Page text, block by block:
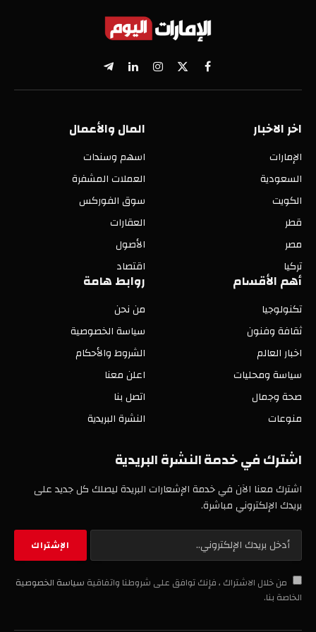
فيسبوك
X
(Twitter)
الانستغراملينكدإنتيلقرام
اخر الاخبار
الإمارات
السعودية
الكويت
قطر
مصر
تركيا
المال والأعمال
اسهم وسندات
العملات المشفرة
سوق الفوركس
العقارات
الأصول
اقتصاد
أهم الأقسام
تكنولوجيا
ثقافة وفنون
اخبار العالم
سياسة ومحليات
صحة وجمال
منوعات
روابط هامة
من نحن
سياسة الخصوصية
الشروط والأحكام
اعلن معنا
اتصل بنا
النشرة البريدية
اشترك في خدمة النشرة البريدية
اشترك معنا الآن في خدمة الإشعارات البريدة ليصلك كل جديد على
بريدك الإلكتروني مباشرة.
من خلال الاشتراك ، فإنك توافق على شروطنا واتفاقية سياسة الخصوصية
الخاصة بنا.